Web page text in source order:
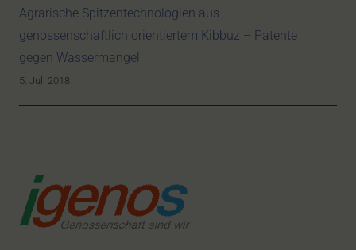
Agrarische Spitzentechnologien aus
genossenschaftlich orientiertem Kibbuz – Patente
gegen Wassermangel
5. Juli 2018